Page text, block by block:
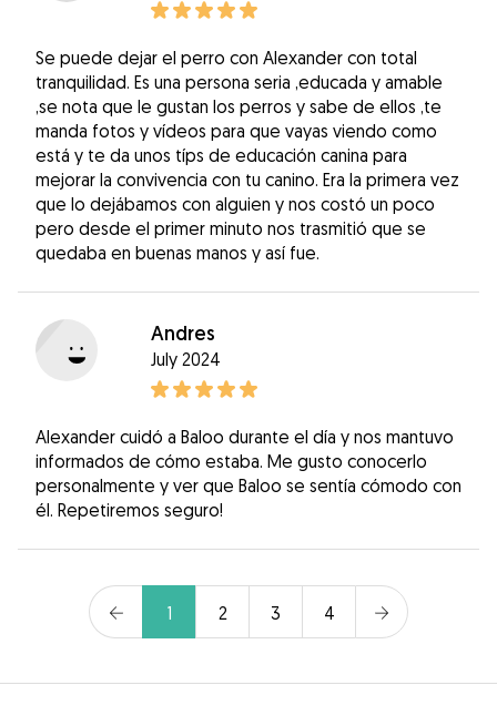
Se puede dejar el perro con Alexander con total
tranquilidad. Es una persona seria ,educada y amable
,se nota que le gustan los perros y sabe de ellos ,te
manda fotos y vídeos para que vayas viendo como
está y te da unos típs de educación canina para
mejorar la convivencia con tu canino. Era la primera vez
que lo dejábamos con alguien y nos costó un poco
pero desde el primer minuto nos trasmitió que se
quedaba en buenas manos y así fue.
Andres
July 2024
Alexander cuidó a Baloo durante el día y nos mantuvo
informados de cómo estaba. Me gusto conocerlo
personalmente y ver que Baloo se sentía cómodo con
él. Repetiremos seguro!
1 2 3 4